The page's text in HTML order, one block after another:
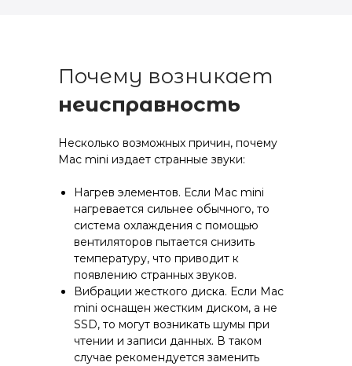
Почему возникает
неисправность
Несколько возможных причин, почему
Mac mini издает странные звуки:
Нагрев элементов. Если Mac mini
нагревается сильнее обычного, то
система охлаждения с помощью
вентиляторов пытается снизить
температуру, что приводит к
появлению странных звуков.
Вибрации жесткого диска. Если Mac
mini оснащен жестким диском, а не
SSD, то могут возникать шумы при
чтении и записи данных. В таком
случае рекомендуется заменить